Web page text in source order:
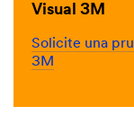
Visual 3M
Solicite una
3M